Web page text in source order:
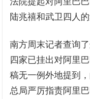
陆兆禧和武卫四人的
南方周末记者查询
四家已挂出对阿里
稿无一例外地提到
总局严厉指责阿里